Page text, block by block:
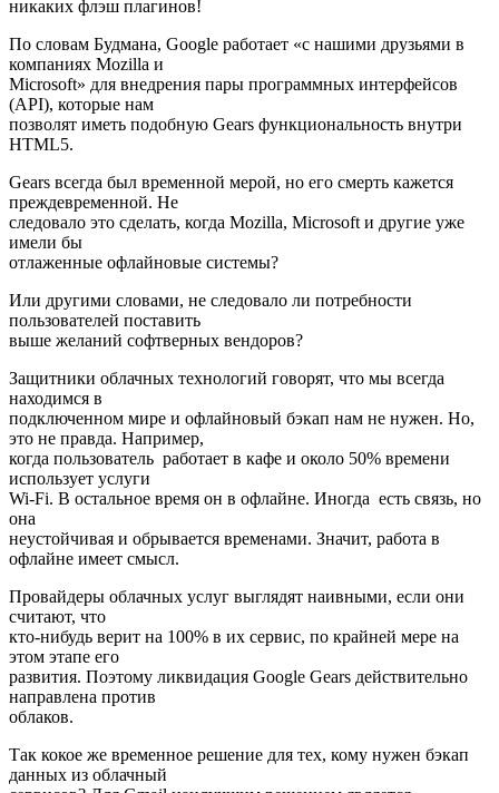
никаких флэш плагинов!
По словам Будмана, Google работает «с нашими друзьями в
компаниях Mozilla и
Microsoft» для внедрения пары программных интерфейсов
(API), которые нам
позволят иметь подобную Gears функциональность внутри
HTML5.
Gears всегда был временной мерой, но его смерть кажется
преждевременной. Не
следовало это сделать, когда Mozilla, Microsoft и другие уже
имели бы
отлаженные офлайновые системы?
Или другими словами, не следовало ли потребности
пользователей поставить
выше желаний софтверных вендоров?
Защитники облачных технологий говорят, что мы всегда
находимся в
подключенном мире и офлайновый бэкап нам не нужен. Но,
это не правда. Например,
когда пользователь работает в кафе и около 50% времени
использует услуги
Wi-Fi. В остальное время он в офлайне. Иногда есть связь, но
она
неустойчивая и обрывается временами. Значит, работа в
офлайне имеет смысл.
Провайдеры облачных услуг выглядят наивными, если они
считают, что
кто-нибудь верит на 100% в их сервис, по крайней мере на
этом этапе его
развития. Поэтому ликвидация Google Gears действительно
направлена против
облаков.
Так кокое же временное решение для тех, кому нужен бэкап
данных из облачный